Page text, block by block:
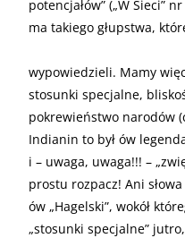
potencjałów” („W Sieci”
ma takiego głupstwa,
wypowiedzieli. Mamy
stosunki specjalne,
pokrewieństwo narodów
Indianin to był ów
i – uwaga, uwaga!!! –
prostu rozpacz! Ani
ów „Hagelski”, wokół
„stosunki specjalne”